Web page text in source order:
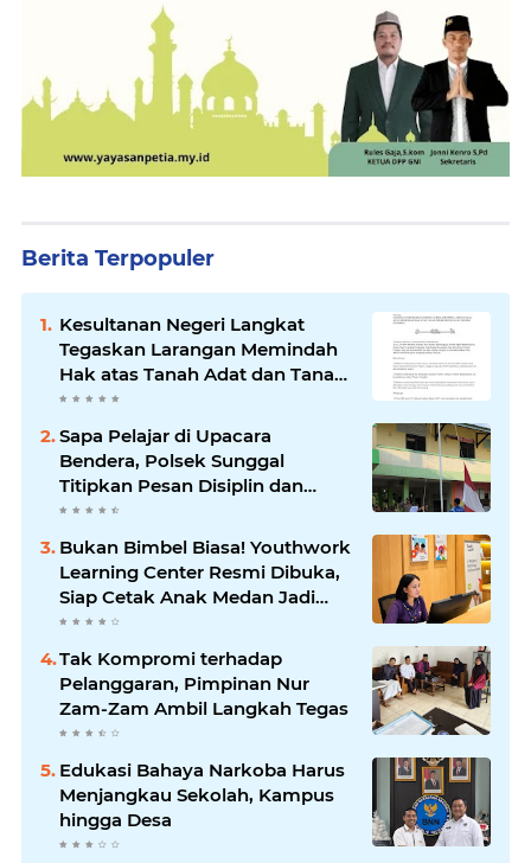
Berita Terpopuler
Kesultanan Negeri Langkat
Tegaskan Larangan Memindah
Hak atas Tanah Adat dan Tanah
Kesultanan
Sapa Pelajar di Upacara
Bendera, Polsek Sunggal
Titipkan Pesan Disiplin dan
Jauhi Kenakalan Remaja
Bukan Bimbel Biasa! Youthwork
Learning Center Resmi Dibuka,
Siap Cetak Anak Medan Jadi
Pemimpin Berstandar Global
Tak Kompromi terhadap
Pelanggaran, Pimpinan Nur
Zam-Zam Ambil Langkah Tegas
Edukasi Bahaya Narkoba Harus
Menjangkau Sekolah, Kampus
hingga Desa